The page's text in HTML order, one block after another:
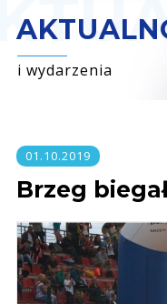
i wydarzenia
01.10.2019
Brzeg